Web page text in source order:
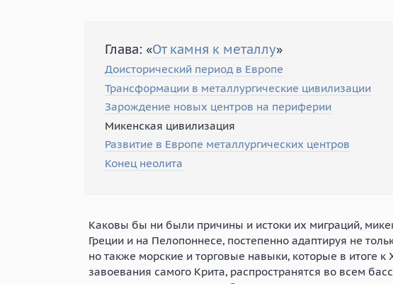
Глава: «От камня к металлу»
Доисторический период в Европе
Трансформации в металлургические цивилизации
Зарождение новых центров на периферии
Микенская цивилизация
Развитие в Европе металлургических центров
Конец неолита
Каковы бы ни были причины и истоки их миграций,
Греции и на Пелопоннесе, постепенно адаптируя не
но также морские и торговые навыки, которые в итоге
завоевания самого Крита, распространятся во всем